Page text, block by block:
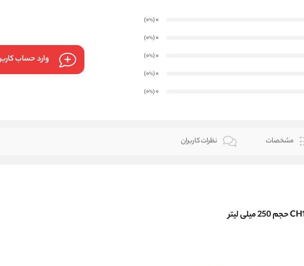
0
(0
%
)
0
(0
%
)
0
(0
%
)
0
(0
%
)
0
(0
%
)
وارد حساب
مشخصات نظرات کاربران